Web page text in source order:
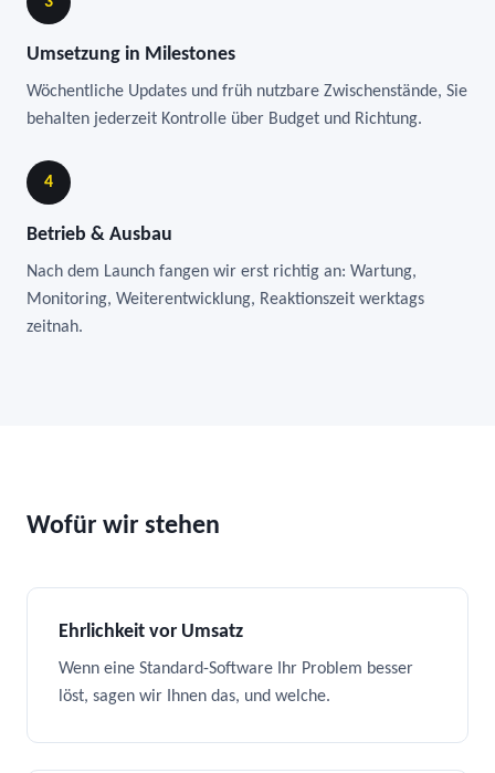
Umsetzung in Milestones
Wöchentliche Updates und früh nutzbare Zwischenstände, Sie
behalten jederzeit Kontrolle über Budget und Richtung.
4
Betrieb & Ausbau
Nach dem Launch fangen wir erst richtig an: Wartung,
Monitoring, Weiterentwicklung, Reaktionszeit werktags
zeitnah.
Wofür wir stehen
Ehrlichkeit vor Umsatz
Wenn eine Standard-Software Ihr Problem besser
löst, sagen wir Ihnen das, und welche.